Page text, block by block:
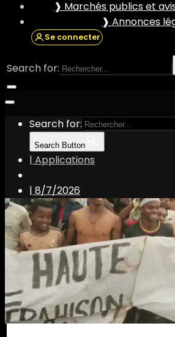
❱ Marchés publics et
❱ Annonces
Se connecter
Search for:
Search for:
Search Button
| Applications
| 8/7/2026